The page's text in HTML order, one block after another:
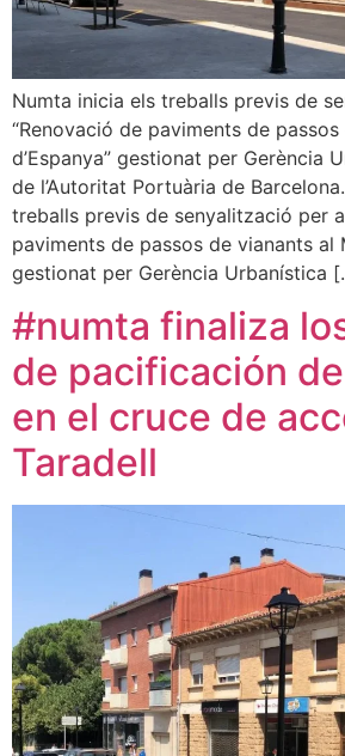
Numta inicia els treballs previs de
“Renovació de paviments de
d’Espanya” gestionat per Gerència
de l’Autoritat Portuària de
treballs previs de senyalització per
paviments de passos de vianants al
gestionat per Gerència Urbanística
#numta finaliza
de pacificación
en el cruce de
Taradell